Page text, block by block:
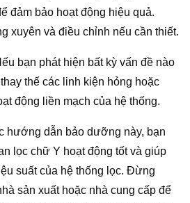
đảm bảo hoạt động hiệu quả.
xuyên và điều chỉnh nếu cần thiết.
bạn phát hiện bất kỳ vấn đề nào
thế các linh kiện hỏng hoặc
động liền mạch của hệ thống.
hướng dẫn bảo dưỡng này, bạn
lọc chữ Y hoạt động tốt và giúp
suất của hệ thống lọc. Đừng
sản xuất hoặc nhà cung cấp để